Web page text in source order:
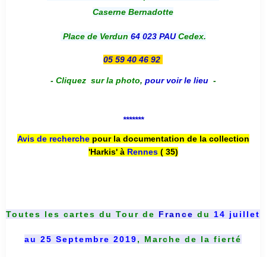
Caserne Bernadotte
Place de Verdun 64 023 PAUCedex.
05 59 40 46 92
- Cliquez sur la photo, pour voir le lieu -
*******
Avis de recherche pour la documentation de la collection
'Harkis' à Rennes( 35)
Toutes les cartes du Tour de France du 14 juillet
au 25 Septembre 2019, Marche de la fierté